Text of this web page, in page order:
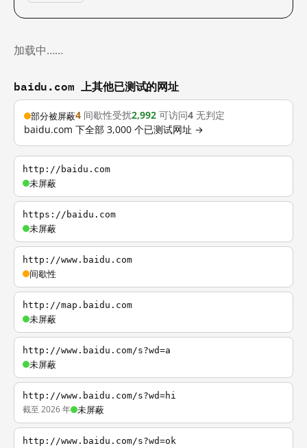
加载中……
baidu.com 上其他已测试的网址
部分被屏蔽4 间歇性受扰2,992 可访问4 无判定
baidu.com 下全部 3,000 个已测试网址 →
http://baidu.com
未屏蔽
https://baidu.com
未屏蔽
http://www.baidu.com
间歇性
http://map.baidu.com
未屏蔽
http://www.baidu.com/s?wd=a
未屏蔽
http://www.baidu.com/s?wd=hi
截至 2026 年 未屏蔽
http://www.baidu.com/s?wd=ok